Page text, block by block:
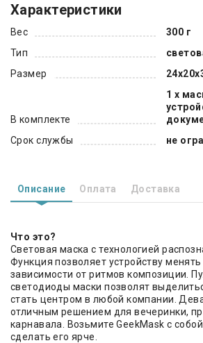
Характеристики
Вес
300 г
Тип
Размер
В комплекте
1 х
Срок службы
не
Описание Оплата Доставка
Что это?
Световая маска с технологией
Функция позволяет устройству менять
зависимости от ритмов композиции.
светодиоды маски позволят
стать центром в любой компании.
отличным решением для вечеринки,
карнавала. Возьмите GeekMask с
сделать его ярче.